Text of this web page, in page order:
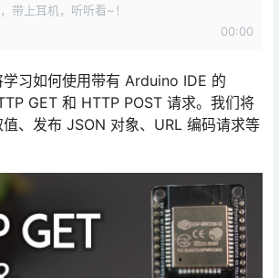
带上耳机，听听看~！
00:00
习如何使用带有 Arduino IDE 的
GET 和 HTTP POST 请求。我们将
、发布 JSON 对象、URL 编码请求等